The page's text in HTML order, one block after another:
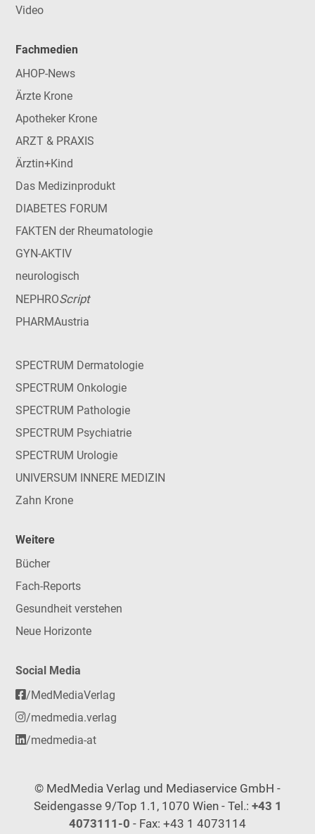
Video
Fachmedien
AHOP-News
Ärzte Krone
Apotheker Krone
ARZT & PRAXIS
Ärztin+Kind
Das Medizinprodukt
DIABETES FORUM
FAKTEN der Rheumatologie
GYN-AKTIV
neurologisch
NEPHROScript
PHARMAustria
SPECTRUM Dermatologie
SPECTRUM Onkologie
SPECTRUM Pathologie
SPECTRUM Psychiatrie
SPECTRUM Urologie
UNIVERSUM INNERE MEDIZIN
Zahn Krone
Weitere
Bücher
Fach-Reports
Gesundheit verstehen
Neue Horizonte
Social Media
/MedMediaVerlag
/medmedia.verlag
/medmedia-at
© MedMedia Verlag und Mediaservice GmbH -
Seidengasse 9/Top 1.1, 1070 Wien - Tel.: +43 1
4073111-0 - Fax: +43 1 4073114